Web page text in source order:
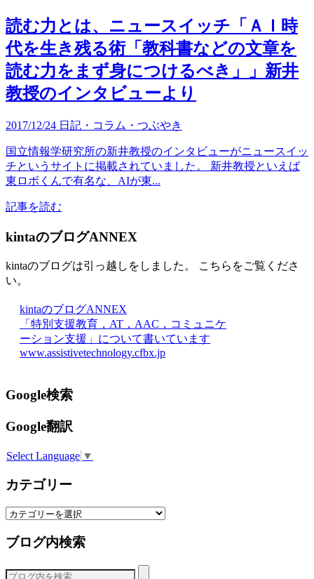
読む力とは、ニュースイッチ「ＡＩ時
代を生き残る術「教科書などの文章を
読む力をまず身につけるべき」」新井
教授のインタビューより
2017/12/24 日記・コラム・つぶやき
国立情報学研究所の新井教授のインタビューがニュースイッ
チというサイトに掲載されていました。 新井教授といえば
東ロボくんで有名な、AIが東...
記事を読む
kintaのブログANNEX
kintaのブログは引っ越しをしました。 こちらをご覧くださ
い。
kintaのブログANNEX
「特別支援教育，AT，AAC，コミュニケ
ーション支援」について書いています
www.assistivetechnology.cfbx.jp
Google検索
Google翻訳
Select Language ▼
カテゴリー
カ
ゴ
ー
ブログ内検索